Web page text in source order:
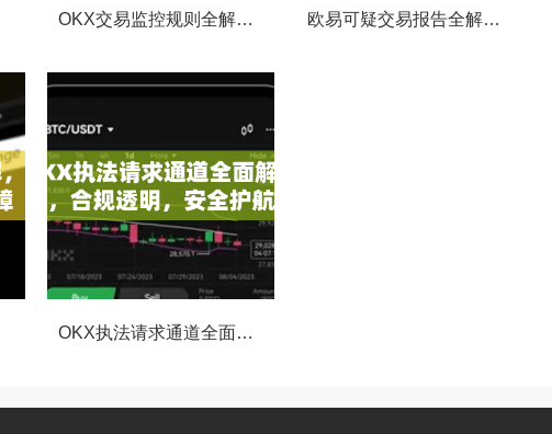
OKX交易监控规则全解析，如何保障数字资产安全与合规交易 欧易可疑交易报告全解析，从识别到应对的终极指南
OKX执法请求通道全面解读，合规透明，安全护航